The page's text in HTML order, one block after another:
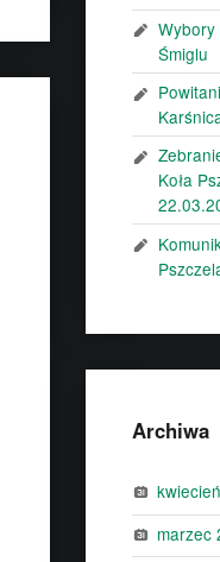
Wybory
Śmiglu
Koła
Archiwa
marzec